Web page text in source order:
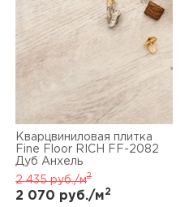
Кварцвиниловая плитка
Fine Floor RICH FF-2082
Дуб Анхель
2 435руб./м2
2 070 руб./м2